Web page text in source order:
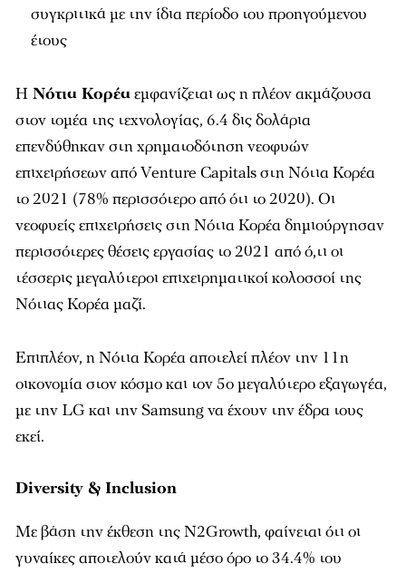
συγκριτικά με την ίδια περίοδο του προηγούμενου
έτους
Η Νότια Κορέαεμφανίζεται ως η πλέον ακμάζουσα
στον τομέα της τεχνολογίας, 6.4 δις δολάρια
επενδύθηκαν στη χρηματοδότηση νεοφυών
επιχειρήσεων από Venture Capitals στη Νότια Κορέα
το 2021 (78% περισσότερο από ότι το 2020). Οι
νεοφυείς επιχειρήσεις στη Νότια Κορέα δημιούργησαν
περισσότερες θέσεις εργασίας το 2021 από ό,τι οι
τέσσερις μεγαλύτεροι επιχειρηματικοί κολοσσοί της
Νότιας Κορέα μαζί.
Επιπλέον, η Νότια Κορέα αποτελεί πλέον την 11η
οικονομία στον κόσμο και τον 5ο μεγαλύτερο εξαγωγέα,
με την LG και την Samsung να έχουν την έδρα τους
εκεί.
Diversity & Inclusion
Με βάση την έκθεση της N2Growth, φαίνεται ότι οι
γυναίκες αποτελούν κατά μέσο όρο το 34.4% του